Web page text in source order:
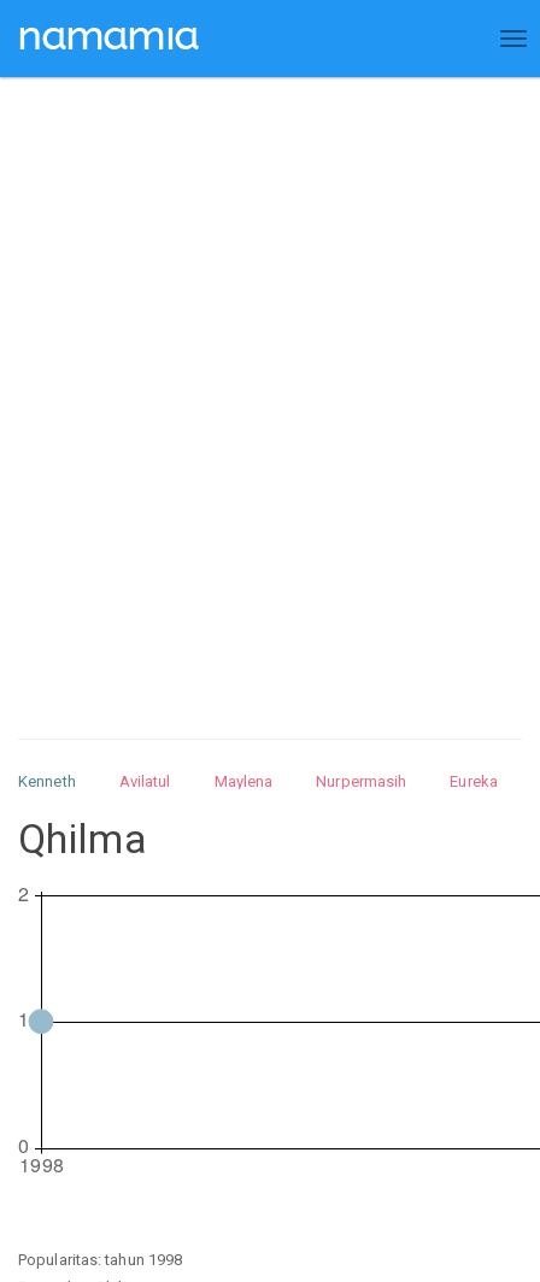
Kenneth Avilatul Maylena Nurpermasih
Eureka
Nurhilman
Pathin
Qhilma
Popularitas: tahun 1998